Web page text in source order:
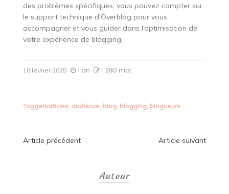
des problèmes spécifiques, vous pouvez compter sur
le support technique d’Overblog pour vous
accompagner et vous guider dans l’optimisation de
votre expérience de blogging.
18 février 2025 1 an 1 280 mot
Taggedarticles, audience, blog, blogging, blogueurs
Navigation
Article précédent Article suivant
Auteur